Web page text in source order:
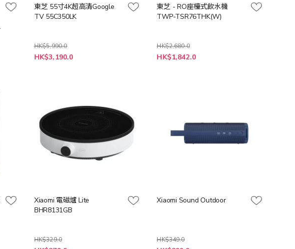
東芝 55寸4K超高清Google
TV 55C350LK
HK$5,990.0
特
殊
HK$3,190.0
東芝 - RO座檯式飲水機
TWP-TSR76THK(W)
HK$2,680.0
特
殊
HK$1,842.0
Xiaomi 電磁爐 Lite
BHR8131GB
HK$329.0
Xiaomi Sound Outdoor
HK$349.0